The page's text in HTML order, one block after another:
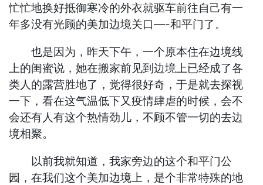
忙忙地换好抵御寒冷的外衣就驱车前往自己有一
年多没有光顾的美加边境关口—-和平门了。
也是因为，昨天下午，一个原本住在边境线
上的闺蜜说，她在搬家前见到边境上已经成了各
类人的露营胜地了，觉得很好奇，于是就去探视
一下，看在这气温低下又疫情肆虐的时候，会不
会还有人有这个热情劲儿，不顾不管一切的去边
境相聚。
以前我就知道，我家旁边的这个和平门公
园，在我们这个美加边境上，是个非常特殊的地